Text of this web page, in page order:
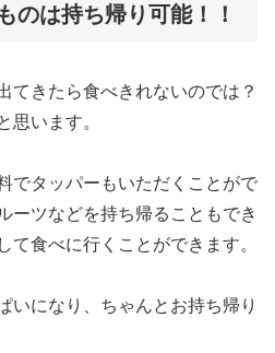
のは持ち帰り可能！！
てきたら食べきれないのでは？
思います。
でタッパーもいただくことがで
ーツなどを持ち帰ることもでき
て食べに行くことができます。
いになり、ちゃんとお持ち帰り